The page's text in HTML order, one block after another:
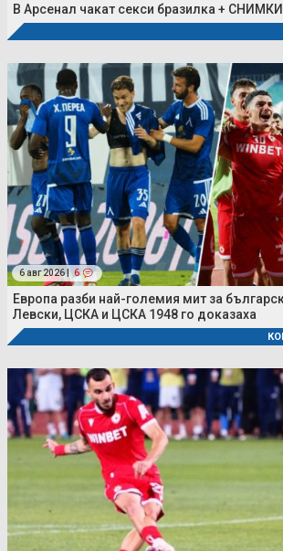
В Арсенал чакат секси бразилка + СНИМКИ
6 авг 2026 | 6
Европа разби най-големия мит за
Левски, ЦСКА и ЦСКА 1948 го доказаха